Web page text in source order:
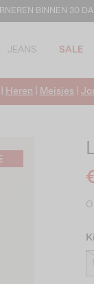
BINNEN 30
JEANS SALE
Heren Meisjes